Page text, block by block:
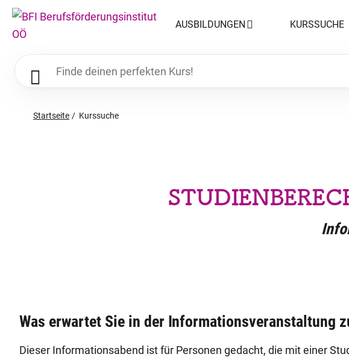
AUSBILDUNGEN KURSSUCHE
Startseite Kurssuche
Was erwartet Sie in der Informationsveranstaltung
Dieser Informationsabend ist für Personen gedacht, die mit einer